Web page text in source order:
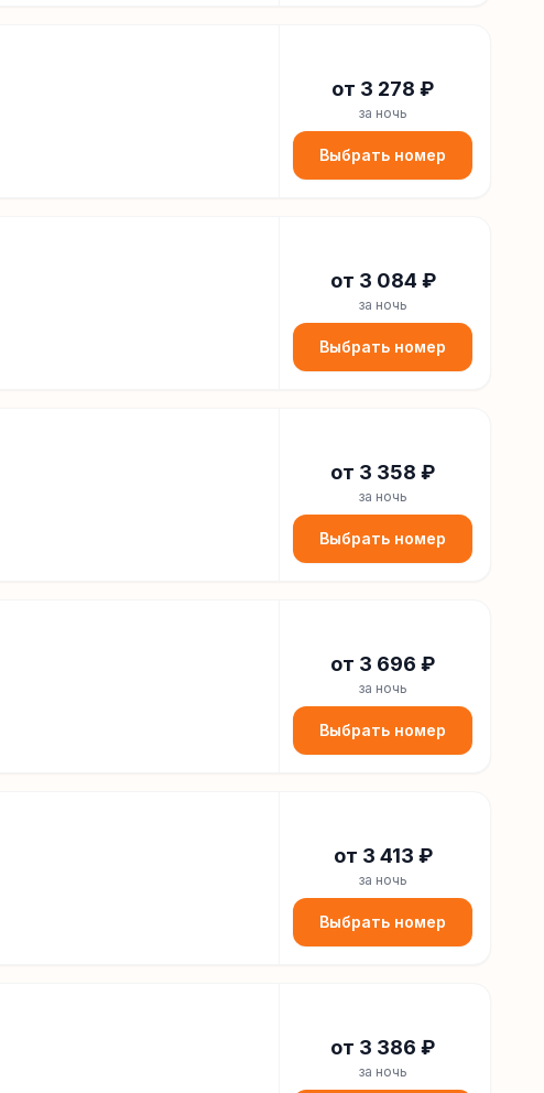
от 3 278 ₽
за ночь
Выбрать номер
от 3 084 ₽
за ночь
Выбрать номер
от 3 358 ₽
за ночь
Выбрать номер
от 3 696 ₽
за ночь
Выбрать номер
от 3 413 ₽
за ночь
Выбрать номер
от 3 386 ₽
за ночь